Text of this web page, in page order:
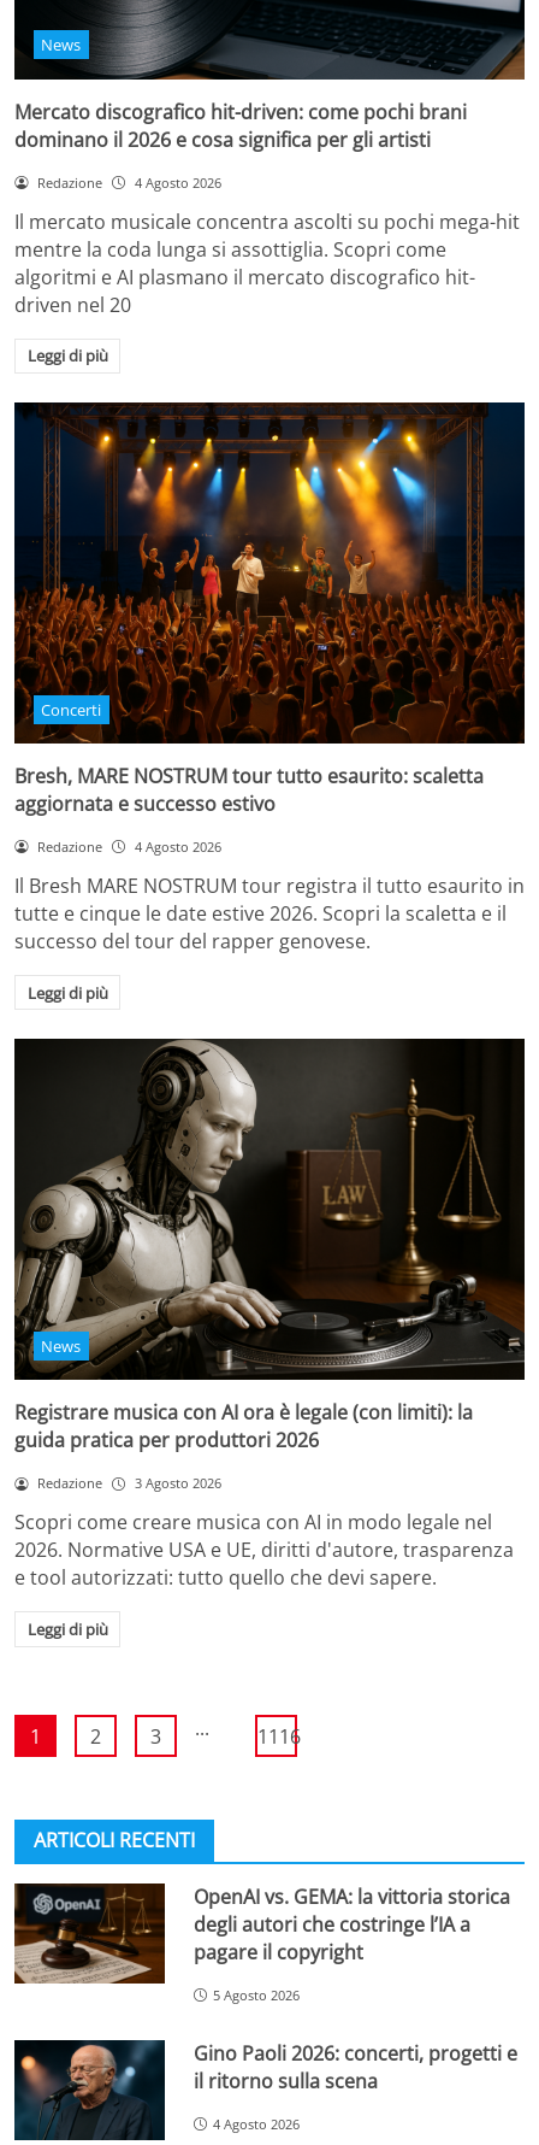
News
Mercato discografico hit-driven: come pochi brani
dominano il 2026 e cosa significa per gli artisti
Redazione 4 Agosto 2026
Il mercato musicale concentra ascolti su pochi mega-hit
mentre la coda lunga si assottiglia. Scopri come
algoritmi e AI plasmano il mercato discografico hit-
driven nel 20
Leggi di più
Concerti
Bresh, MARE NOSTRUM tour tutto esaurito: scaletta
aggiornata e successo estivo
Redazione 4 Agosto 2026
Il Bresh MARE NOSTRUM tour registra il tutto esaurito in
tutte e cinque le date estive 2026. Scopri la scaletta e il
successo del tour del rapper genovese.
Leggi di più
News
Registrare musica con AI ora è legale (con limiti): la
guida pratica per produttori 2026
Redazione 3 Agosto 2026
Scopri come creare musica con AI in modo legale nel
2026. Normative USA e UE, diritti d'autore, trasparenza
e tool autorizzati: tutto quello che devi sapere.
Leggi di più
1 2 3 ... 1116
ARTICOLI RECENTI
OpenAI vs. GEMA: la vittoria storica
degli autori che costringe l’IA a
pagare il copyright
5 Agosto 2026
Gino Paoli 2026: concerti, progetti e
il ritorno sulla scena
4 Agosto 2026